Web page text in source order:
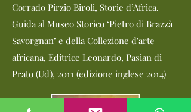
Corrado Pirzio Biroli, Storie d’Africa.
Guida al Museo Storico ‘Pietro di Brazzà
Savorgnan’ e della Collezione d’arte
africana, Editrice Leonardo, Pasian di
Prato (Ud), 2011 (edizione inglese 2014)